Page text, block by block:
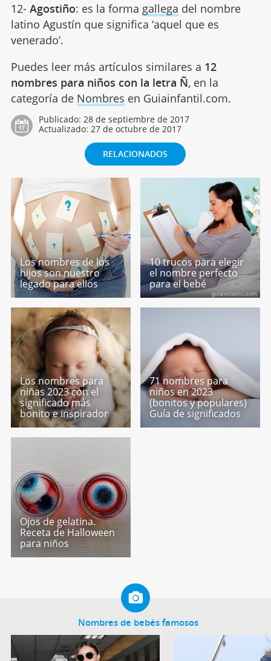
12- Agostiño: es la forma gallega del nombre
latino Agustín que significa ‘aquel que es
venerado’.
Puedes leer más artículos similares a 12
nombres para niños con la letra Ñ, en la
categoría de Nombres en Guiainfantil.com.
Publicado: 28 de septiembre de 2017
Actualizado: 27 de octubre de 2017
RELACIONADOS
Los nombres de los
hijos son nuestro
legado para ellos
10 trucos para elegir
el nombre perfecto
para el bebé
Los nombres para
niñas 2023 con el
significado más
bonito e inspirador
71 nombres para
niños en 2023
(bonitos y populares)
Guía de significados
Ojos de gelatina.
Receta de Halloween
para niños
Nombres de bebés famosos